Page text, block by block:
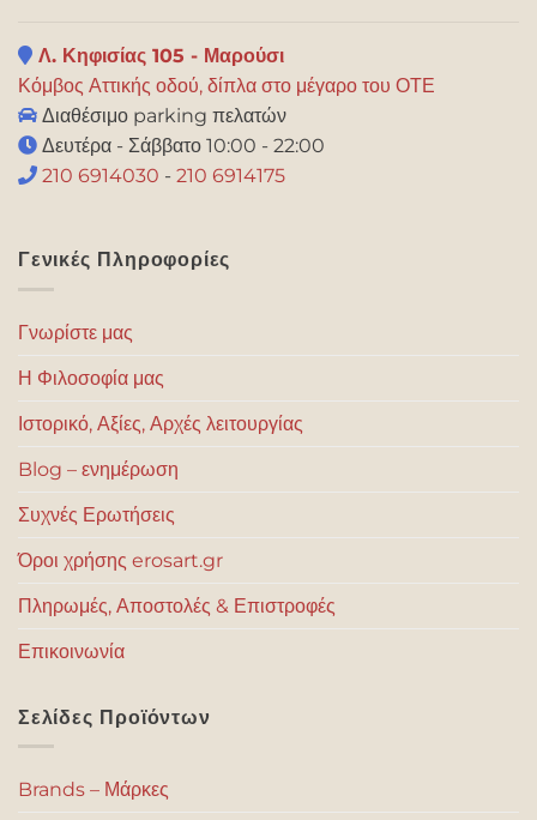
Λ. Κηφισίας 105 - Μαρούσι
Κόμβος Αττικής οδού, δίπλα στο μέγαρο του ΟΤΕ
Διαθέσιμο parking πελατών
Δευτέρα - Σάββατο 10:00 - 22:00
210 6914030 - 210 6914175
Γενικές Πληροφορίες
Γνωρίστε μας
Η Φιλοσοφία μας
Ιστορικό, Αξίες, Αρχές λειτουργίας
Blog – ενημέρωση
Συχνές Ερωτήσεις
Όροι χρήσης erosart.gr
Πληρωμές, Αποστολές & Επιστροφές
Επικοινωνία
Σελίδες Προϊόντων
Brands – Μάρκες